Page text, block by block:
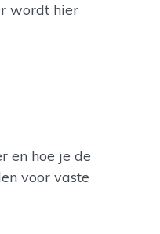
wordt hier
en hoe je de
voor vaste